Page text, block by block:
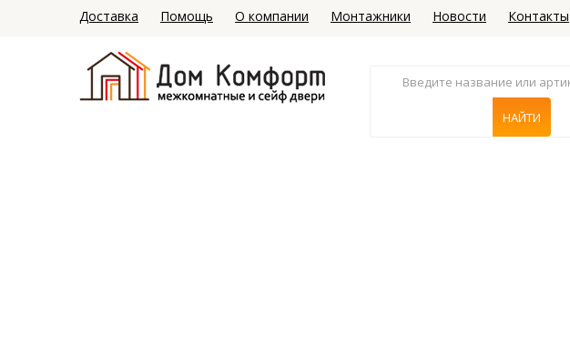
Доставка Помощь О компании Монтажники Новости Контакты